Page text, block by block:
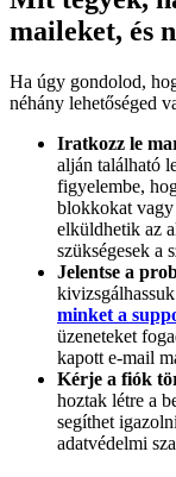
maileket, és
Ha úgy gondolod,
néhány lehetőséged
Iratkozz le
alján található
figyelembe,
blokkokat vagy
elküldhetik az
szükségesek a
Jelentse a
minket a
üzeneteket
kapott e-mail
Kérje a fiók
hoztak létre a
segíthet
adatvédelmi